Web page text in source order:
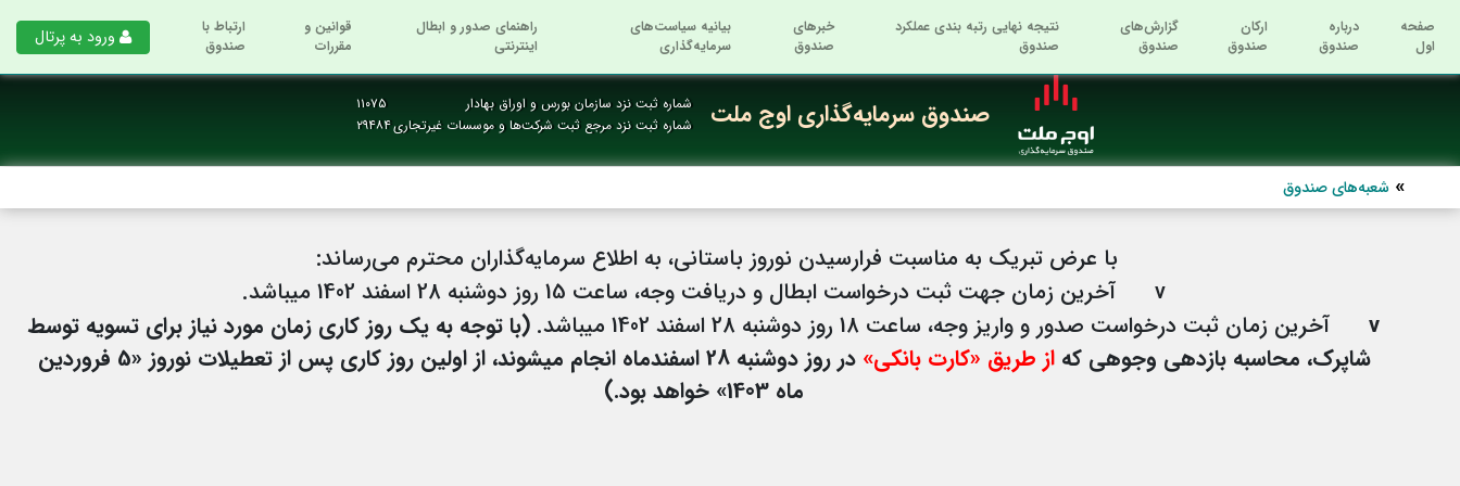
صفحه
اول
درباره
صندوق
ارکان
صندوق
گزارش‌های
صندوق
نتیجه نهایی رتبه بندی عملکرد
صندوق
خبرهای
صندوق
بیانیه سیاست‌های
سرمایه‌گذاری
راهنمای صدور و ابطال
اینترنتی
قوانین و
مقررات
ارتباط با
صندوق
ورود به پرتال
صندوق سرمایه‌گذاری اوج ملت شماره ثبت نزد سازمان بورس و اوراق بهادار
۱۱۰۷۵
شماره ثبت نزد مرجع ثبت شرکت‌ها و موسسات غیرتجاری۲۹۴۸۴
شعبه‌های صندوق
با عرض تبریک به مناسبت فرارسیدن نوروز باستانی، به اطلاع سرمایه‌گذاران محترم می‌رساند:
v
آخرین زمان جهت ثبت درخواست ابطال و دریافت وجه، ساعت 15 روز دوشنبه 28 اسفند 1402 می­باشد.
v
آخرین زمان ثبت درخواست صدور و واریز وجه، ساعت 18 روز دوشنبه 28 اسفند 1402 می­باشد.
(با توجه به یک روز کاری زمان مورد نیاز برای تسویه توسط
شاپرک، محاسبه بازدهی وجوهی کهاز طریق «کارت بانکی»
در روز دوشنبه 28 اسفندماه انجام می­شوند، از اولین روز کاری پس از تعطیلات نوروز «5 فروردین
ماه 1403» خواهد بود.)